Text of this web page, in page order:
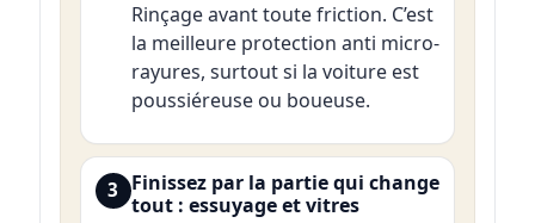
Rinçage avant toute friction. C’est
la meilleure protection anti micro-
rayures, surtout si la voiture est
poussiéreuse ou boueuse.
3 Finissez par la partie qui change
tout : essuyage et vitres